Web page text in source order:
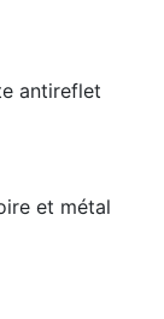
antireflet
et métal